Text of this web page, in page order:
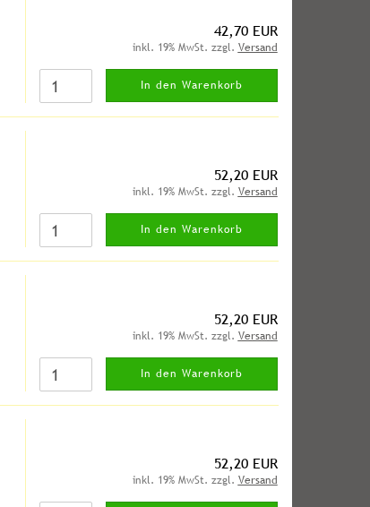
42,70 EUR
inkl. 19% MwSt. zzgl. Versand
In den Warenkorb
52,20 EUR
inkl. 19% MwSt. zzgl. Versand
In den Warenkorb
52,20 EUR
inkl. 19% MwSt. zzgl. Versand
In den Warenkorb
52,20 EUR
inkl. 19% MwSt. zzgl. Versand